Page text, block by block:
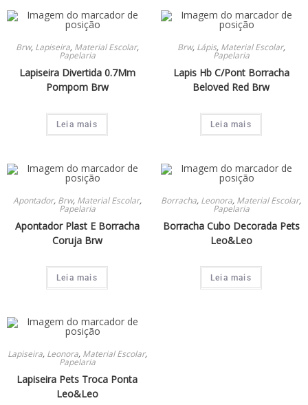
Brw, Lapiseira, Material Escolar,
Papelaria
Lapiseira Divertida 0.7Mm
Pompom Brw
Leia mais
Brw, Lápis, Material Escolar,
Papelaria
Lapis Hb C/Pont Borracha
Beloved Red Brw
Leia mais
Apontador, Brw, Material Escolar,
Papelaria
Apontador Plast E Borracha
Coruja Brw
Leia mais
Borracha, Leonora, Material Escolar,
Papelaria
Borracha Cubo Decorada Pets
Leo&Leo
Leia mais
Lapiseira, Leonora, Material Escolar,
Papelaria
Lapiseira Pets Troca Ponta
Leo&Leo